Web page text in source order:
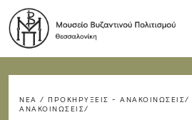
ΝΈΑ / ΠΡΟΚΗΡΎΞΕΙΣ - ΑΝΑΚΟΙΝΏΣΕΙΣ/
ΑΝΑΚΟΙΝΏΣΕΙΣ/